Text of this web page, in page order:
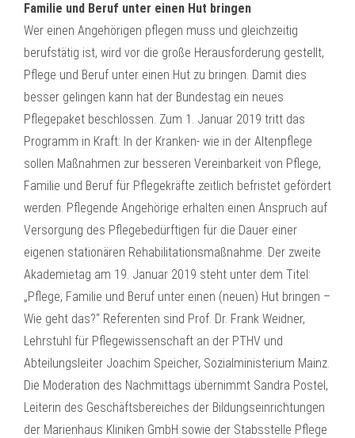
Familie und Beruf unter einen Hut bringen
Wer einen Angehörigen pflegen muss und gleichzeitig
berufstätig ist, wird vor die große Herausforderung gestellt,
Pflege und Beruf unter einen Hut zu bringen. Damit dies
besser gelingen kann hat der Bundestag ein neues
Pflegepaket beschlossen. Zum 1. Januar 2019 tritt das
Programm in Kraft: In der Kranken- wie in der Altenpflege
sollen Maßnahmen zur besseren Vereinbarkeit von Pflege,
Familie und Beruf für Pflegekräfte zeitlich befristet gefördert
werden. Pflegende Angehörige erhalten einen Anspruch auf
Versorgung des Pflegebedürftigen für die Dauer einer
eigenen stationären Rehabilitationsmaßnahme. Der zweite
Akademietag am 19. Januar 2019 steht unter dem Titel:
„Pflege, Familie und Beruf unter einen (neuen) Hut bringen –
Wie geht das?“ Referenten sind Prof. Dr. Frank Weidner,
Lehrstuhl für Pflegewissenschaft an der PTHV und
Abteilungsleiter Joachim Speicher, Sozialministerium Mainz.
Die Moderation des Nachmittags übernimmt Sandra Postel,
Leiterin des Geschäftsbereiches der Bildungseinrichtungen
der Marienhaus Kliniken GmbH sowie der Stabsstelle Pflege